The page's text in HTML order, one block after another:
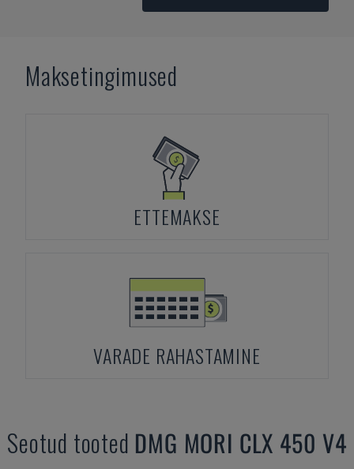
Maksetingimused
ETTEMAKSE
VARADE RAHASTAMINE
Seotud tooted DMG MORI CLX 450 V4